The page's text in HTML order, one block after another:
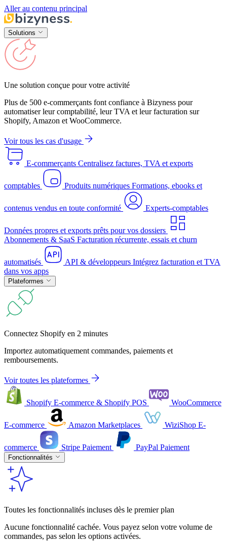
Aller au contenu principal
Solutions
Une solution conçue pour votre activité
Plus de 500 e-commerçants font confiance à Bizyness pour
automatiser leur comptabilité, leur TVA et leur facturation sur
Shopify, Amazon et WooCommerce.
Voir tous les cas d'usage
E-commerçants Centralisez factures, TVA et exports
comptables Produits numériques Formations, ebooks et
contenus vendus en toute conformité Experts-comptables
Données propres et exports prêts pour vos dossiers
Abonnements & SaaS Facturation récurrente, essais et churn
automatisés API & développeurs Intégrez facturation et TVA
dans vos apps
Plateformes
Connectez Shopify en 2 minutes
Importez automatiquement commandes, paiements et
remboursements.
Voir toutes les plateformes
Shopify E-commerce & Shopify POS WooCommerce
E-commerce Amazon Marketplaces WiziShop E-
commerce Stripe Paiement PayPal Paiement
Fonctionnalités
Toutes les fonctionnalités incluses dès le premier plan
Aucune fonctionnalité cachée. Vous payez selon votre volume de
commandes, pas selon les options activées.